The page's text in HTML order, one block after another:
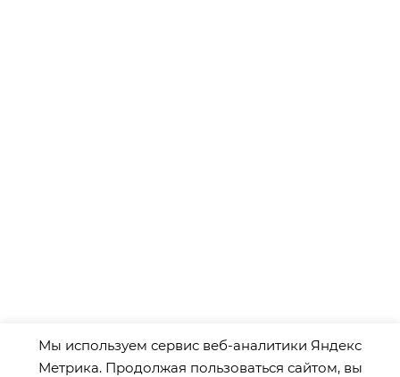
Мы используем сервис веб-аналитики Яндекс
Метрика. Продолжая пользоваться сайтом, вы